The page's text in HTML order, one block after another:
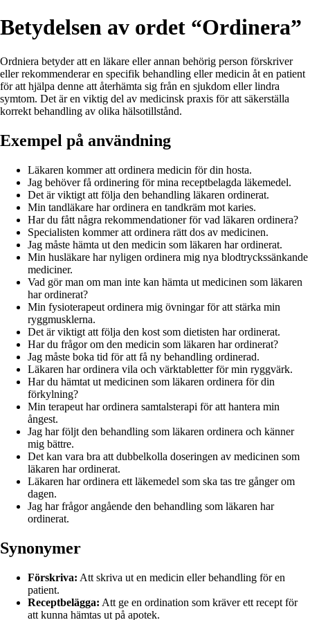
Betydelsen av ordet “Ordinera”
Ordniera betyder att en läkare eller annan behörig person förskriver
eller rekommenderar en specifik behandling eller medicin åt en patient
för att hjälpa denne att återhämta sig från en sjukdom eller lindra
symtom. Det är en viktig del av medicinsk praxis för att säkerställa
korrekt behandling av olika hälsotillstånd.
Exempel på användning
Läkaren kommer att ordinera medicin för din hosta.
Jag behöver få ordinering för mina receptbelagda läkemedel.
Det är viktigt att följa den behandling läkaren ordinerat.
Min tandläkare har ordinera en tandkräm mot karies.
Har du fått några rekommendationer för vad läkaren ordinera?
Specialisten kommer att ordinera rätt dos av medicinen.
Jag måste hämta ut den medicin som läkaren har ordinerat.
Min husläkare har nyligen ordinera mig nya blodtryckssänkande
mediciner.
Vad gör man om man inte kan hämta ut medicinen som läkaren
har ordinerat?
Min fysioterapeut ordinera mig övningar för att stärka min
ryggmusklerna.
Det är viktigt att följa den kost som dietisten har ordinerat.
Har du frågor om den medicin som läkaren har ordinerat?
Jag måste boka tid för att få ny behandling ordinerad.
Läkaren har ordinera vila och värktabletter för min ryggvärk.
Har du hämtat ut medicinen som läkaren ordinera för din
förkylning?
Min terapeut har ordinera samtalsterapi för att hantera min
ångest.
Jag har följt den behandling som läkaren ordinera och känner
mig bättre.
Det kan vara bra att dubbelkolla doseringen av medicinen som
läkaren har ordinerat.
Läkaren har ordinera ett läkemedel som ska tas tre gånger om
dagen.
Jag har frågor angående den behandling som läkaren har
ordinerat.
Synonymer
Förskriva: Att skriva ut en medicin eller behandling för en
patient.
Receptbelägga: Att ge en ordination som kräver ett recept för
att kunna hämtas ut på apotek.